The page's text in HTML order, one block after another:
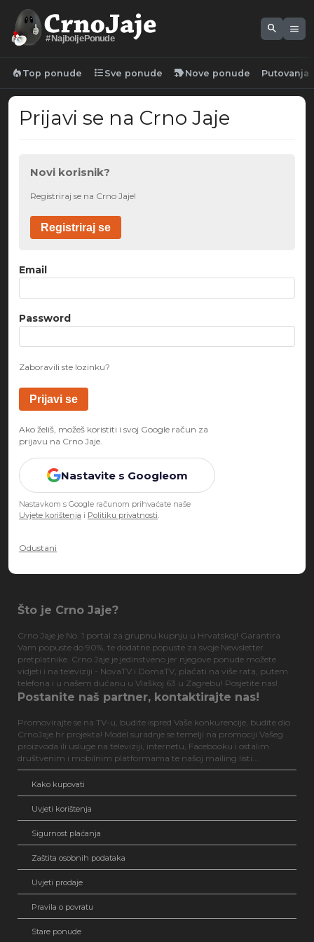
#NajboljePonude
search menu
local_fire_department Top ponude format_list_bulleted Sve ponude new_label Nove ponude Putovanja
Prijavi se na Crno Jaje
Novi korisnik?
Registriraj se na Crno Jaje!
Registriraj se
Email
Password
Zaboravili ste lozinku?
Ako želiš, možeš koristiti i svoj Google račun za
prijavu na Crno Jaje.
Nastavite s Googleom
Nastavkom s Google računom prihvaćate naše
Uvjete korištenja i Politiku privatnosti.
Odustani
Što je Crno Jaje?
Crno Jaje je No. 1 portal za grupnu kupnju u Hrvatskoj! Garantira
Vam popuste do 90%, te dodatne popuste za svoje Newsletter
pretplatnike. Crno Jaje je jedinstveno jer njegove ponude možete
vidjeti i na televiziji - NovaTV i DomaTV, plaćati na više rata, putem
telefona i u našem dućanu u Vlaškoj 63 u Zagrebu! Posjetite nas!
Postanite naš partner, kontaktirajte nas!
Promovirajte se na TV-u, budite ispred Vaše konkurencije, budite dio
CrnoJaje.hr projekta! Model suradnje se temelji na promociji Vašeg
proizvoda ili usluge na televiziji, internetu, Facebooku i ostalim
društvenim i mobilnim platformama te našoj mailing listi...
Kako kupovati
Uvjeti korištenja
Sigurnost plaćanja
Zaštita osobnih podataka
Uvjeti prodaje
Pravila o povratu
Stare ponude